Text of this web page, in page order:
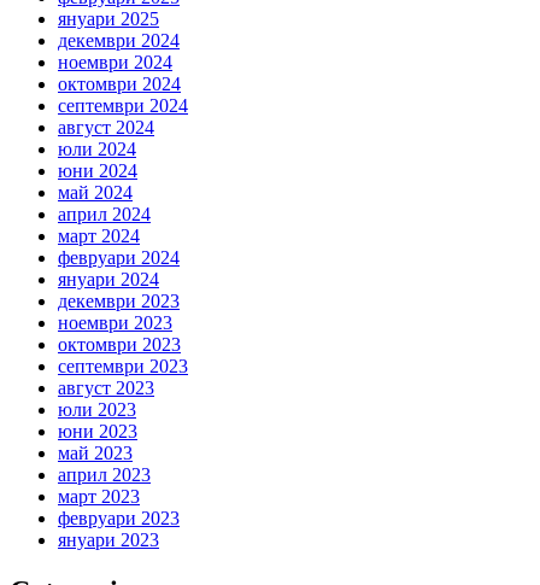
януари 2025
декември 2024
ноември 2024
октомври 2024
септември 2024
август 2024
юли 2024
юни 2024
май 2024
април 2024
март 2024
февруари 2024
януари 2024
декември 2023
ноември 2023
октомври 2023
септември 2023
август 2023
юли 2023
юни 2023
май 2023
април 2023
март 2023
февруари 2023
януари 2023